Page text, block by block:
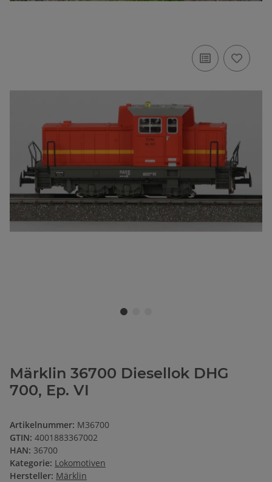
Märklin 36700 Diesellok DHG
700, Ep. VI
Artikelnummer: M36700
GTIN: 4001883367002
HAN: 36700
Kategorie: Lokomotiven
Hersteller: Märklin